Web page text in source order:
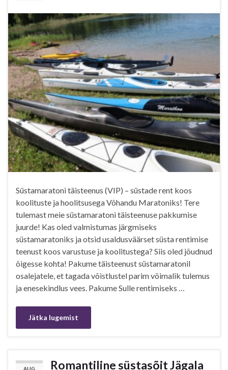
Süstamaratoni täisteenus (VIP) – süstade rent koos
koolituste ja hoolitsusega Võhandu Maratoniks! Tere
tulemast meie süstamaratoni täisteenuse pakkumise
juurde! Kas oled valmistumas järgmiseks
süstamaratoniks ja otsid usaldusväärset süsta rentimise
teenust koos varustuse ja koolitustega? Siis oled jõudnud
õigesse kohta! Pakume täisteenust süstamaratonil
osalejatele, et tagada võistlustel parim võimalik tulemus
ja enesekindlus vees. Pakume Sulle rentimiseks …
Jätka lugemist
AUG
Romantiline süstasõit Jägala